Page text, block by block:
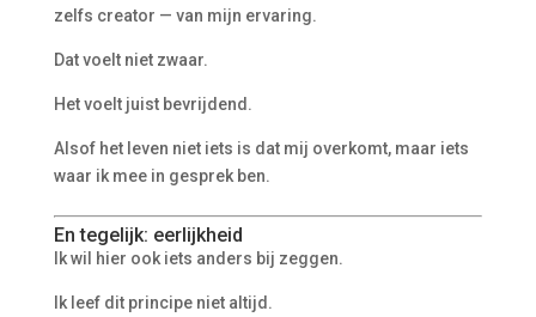
zelfs creator — van mijn ervaring.
Dat voelt niet zwaar.
Het voelt juist bevrijdend.
Alsof het leven niet iets is dat mij overkomt, maar iets
waar ik mee in gesprek ben.
En tegelijk: eerlijkheid
Ik wil hier ook iets anders bij zeggen.
Ik leef dit principe niet altijd.